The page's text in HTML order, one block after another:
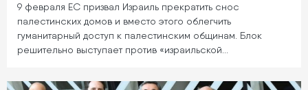
9 февраля ЕС призвал Израиль прекратить снос
палестинских домов и вместо этого облегчить
гуманитарный доступ к палестинским общинам. Блок
решительно выступает против «израильской…